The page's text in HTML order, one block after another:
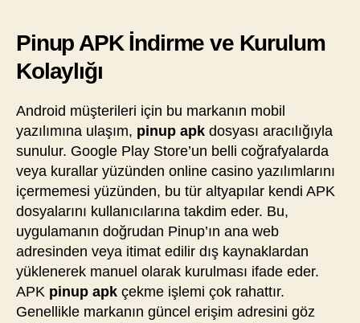
Pinup APK İndirme ve Kurulum
Kolaylığı
Android müşterileri için bu markanın mobil
yazılımına ulaşım, pinup apk dosyası aracılığıyla
sunulur. Google Play Store’un belli coğrafyalarda
veya kurallar yüzünden online casino yazılımlarını
içermemesi yüzünden, bu tür altyapılar kendi APK
dosyalarını kullanıcılarına takdim eder. Bu,
uygulamanın doğrudan Pinup’ın ana web
adresinden veya itimat edilir dış kaynaklardan
yüklenerek manuel olarak kurulması ifade eder.
APK pinup apk çekme işlemi çok rahattır.
Genellikle markanın güncel erişim adresini göz